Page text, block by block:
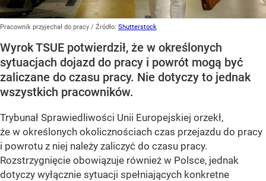
Pracownik przyjechał do pracy / Źródło: Shutterstock
Wyrok TSUE potwierdził, że w określonych
sytuacjach dojazd do pracy i powrót mogą być
zaliczane do czasu pracy. Nie dotyczy to jednak
wszystkich pracowników.
Trybunał Sprawiedliwości Unii Europejskiej orzekł,
że w określonych okolicznościach czas przejazdu do pracy
i powrotu z niej należy zaliczyć do czasu pracy.
Rozstrzygnięcie obowiązuje również w Polsce, jednak
dotyczy wyłącznie sytuacji spełniających konkretne